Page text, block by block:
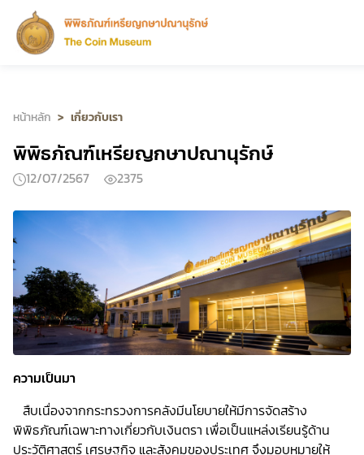
หน้าหลัก เกี่ยวกับเรา
พิพิธภัณฑ์เหรียญกษาปณานุรักษ์
12/07/2567 2375
ความเป็นมา
สืบเนื่องจากกระทรวงการคลังมีนโยบายให้มีการจัดสร้าง
พิพิธภัณฑ์เฉพาะทางเกี่ยวกับเงินตรา เพื่อเป็นแหล่งเรียนรู้ด้าน
ประวัติศาสตร์ เศรษฐกิจ และสังคมของประเทศ จึงมอบหมายให้